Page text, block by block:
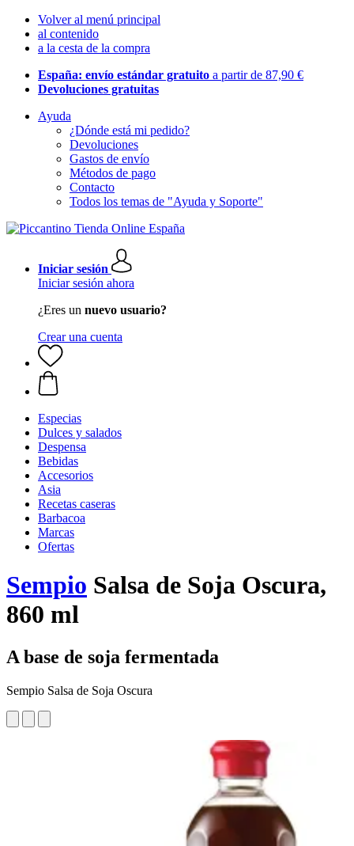
Volver al menú principal
al contenido
a la cesta de la compra
España: envío estándar gratuito a partir de 87,90 €
Devoluciones gratuitas
Ayuda
¿Dónde está mi pedido?
Devoluciones
Gastos de envío
Métodos de pago
Contacto
Todos los temas de "Ayuda y Soporte"
Iniciar sesión
Iniciar sesión ahora
¿Eres un nuevo usuario?
Crear una cuenta
Especias
Dulces y salados
Despensa
Bebidas
Accesorios
Asia
Recetas caseras
Barbacoa
Marcas
Ofertas
Sempio Salsa de Soja Oscura,
860 ml
A base de soja fermentada
Sempio Salsa de Soja Oscura